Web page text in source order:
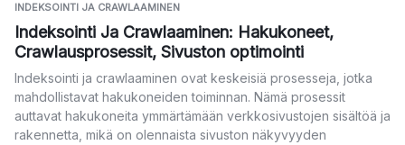
INDEKSOINTI JA CRAWLAAMINEN
Indeksointi Ja Crawlaaminen: Hakukoneet,
Crawlausprosessit, Sivuston optimointi
Indeksointi ja crawlaaminen ovat keskeisiä prosesseja, jotka
mahdollistavat hakukoneiden toiminnan. Nämä prosessit
auttavat hakukoneita ymmärtämään verkkosivustojen sisältöä ja
rakennetta, mikä on olennaista sivuston näkyvyyden